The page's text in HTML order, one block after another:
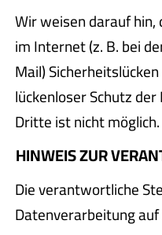
Wir weisen darauf
im Internet (z. B. bei
Mail)
lückenloser Schutz
Dritte ist nicht möglich.
HINWEIS ZUR
Die verantwortliche
Datenverarbeitung